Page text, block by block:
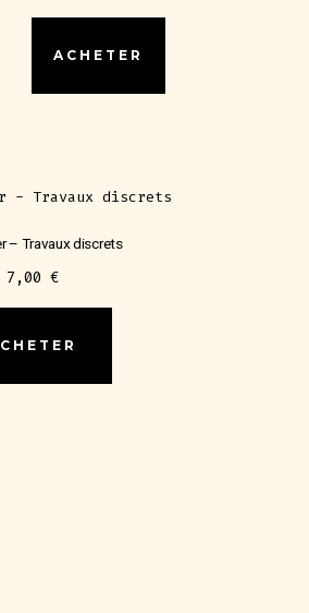
ACHETER
– Travaux discrets
7,00 €